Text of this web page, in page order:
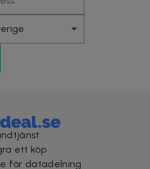
ett köp
för datadelning